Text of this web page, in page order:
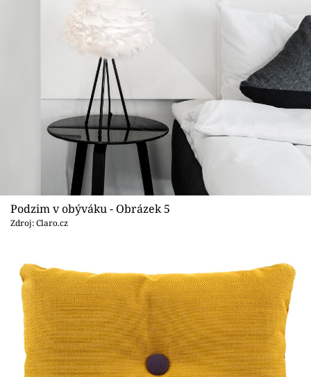
Podzim v obýváku - Obrázek 5
Zdroj: Claro.cz